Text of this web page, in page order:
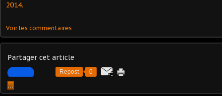
2014.
Voir les commentaires
Partager cet article
Repost 0
…